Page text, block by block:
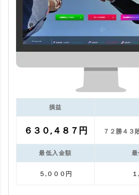
損益
６３０,４８７円 ７２勝４３
最低入金額
５,０００円